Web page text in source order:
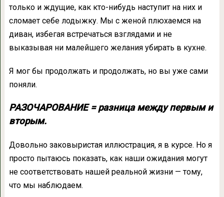
только и ждущие, как кто-нибудь наступит на них и
сломает себе лодыжку. Мы с женой плюхаемся на
диван, избегая встречаться взглядами и не
выказывая ни малейшего желания убирать в кухне.
Я мог бы продолжать и продолжать, но вы уже сами
поняли.
РАЗОЧАРОВАНИЕ = разница между первым и
вторым.
Довольно заковыристая иллюстрация, я в курсе. Но я
просто пытаюсь показать, как наши ожидания могут
не соответствовать нашей реальной жизни — тому,
что мы наблюдаем.